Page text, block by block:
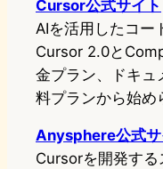
Cursor公式サイト
AIを活用したコー
Cursor 2.0と
金プラン、ドキュ
料プランから始め
Anysphere公式サ
Cursorを開発す